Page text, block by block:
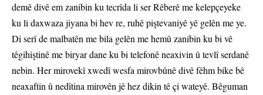
demê divê em zanibin ku tecrîda li ser Rêberê me kelepçeyeke
ku li daxwaza jiyana bi hev re, ruhê piştevaniyê yê gelên me ye.
Di serî de malbatên me bila gelên me hemû zanibin ku bi vê
têgihiştinê me biryar dane ku bi telefonê neaxivin û tevlî serdanê
nebin. Her mirovekî xwedî wesfa mirovbûnê divê fêhm bike bê
neaxaftin û nedîtina mirovên jê hez dikin tê çi wateyê. Bêguman